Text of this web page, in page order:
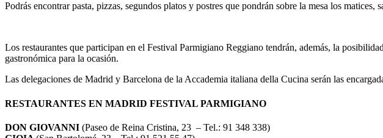
Podrás encontrar pasta, pizzas, segundos platos y postres que pondrán sobre la mesa los matices,
Los restaurantes que participan en el Festival Parmigiano Reggiano tendrán, además, la
gastronómica para la ocasión.
Las delegaciones de Madrid y Barcelona de la Accademia italiana della Cucina serán las
RESTAURANTES EN MADRID FESTIVAL PARMIGIANO
DON GIOVANNI (Paseo de Reina Cristina, 23 – Tel.: 91 348 338)